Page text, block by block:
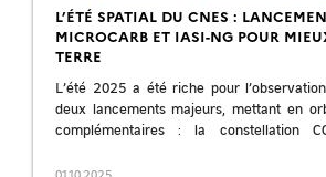
L’ÉTÉ SPATIAL DU CNES :
MICROCARB ET IASI-NG POUR
TERRE
L’été 2025 a été riche pour
deux lancements majeurs, mettant en
complémentaires : la constellation